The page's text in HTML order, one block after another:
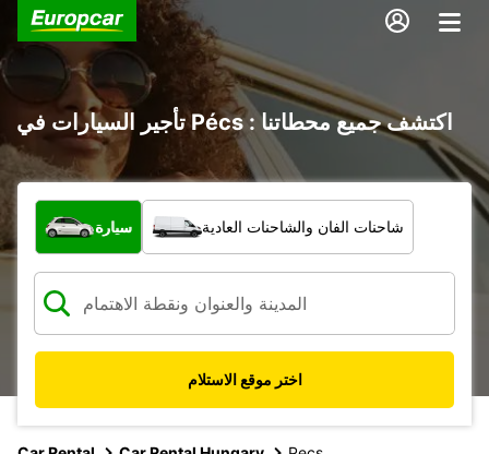
تأجير السيارات في Pécs : اكتشف جميع محطاتنا
ما نوع المركبة؟
سيارة شاحنات الفان والشاحنات العادية
اختر موقع الاستلام